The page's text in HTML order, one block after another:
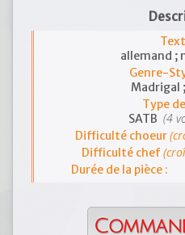
allemand ;
Genre-
Madrigal
Type
SATB (4
Difficulté choeur
Difficulté chef
Durée de la pièce :